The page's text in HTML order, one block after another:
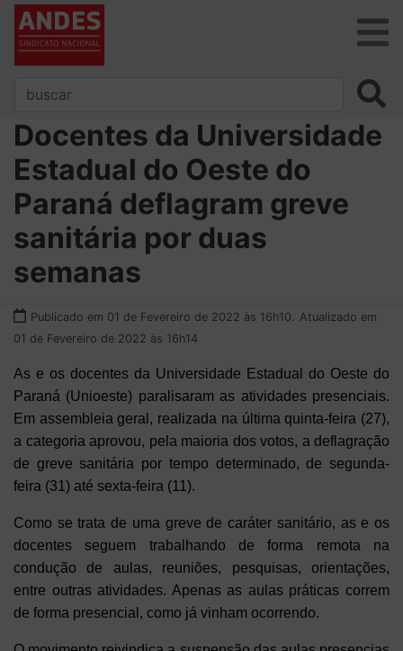
Docentes da Universidade
Estadual do Oeste do
Paraná deflagram greve
sanitária por duas
semanas
Publicado em 01 de Fevereiro de 2022 às 16h10.
Atualizado em
01 de Fevereiro de 2022 às 16h14
As e os docentes da Universidade Estadual do Oeste do
Paraná (Unioeste) paralisaram as atividades presenciais.
Em assembleia geral, realizada na última quinta-feira (27),
a categoria aprovou, pela maioria dos votos, a deflagração
de greve sanitária por tempo determinado, de segunda-
feira (31) até sexta-feira (11).
Como se trata de uma greve de caráter sanitário, as e os
docentes seguem trabalhando de forma remota na
condução de aulas, reuniões, pesquisas, orientações,
entre outras atividades. Apenas as aulas práticas correm
de forma presencial, como já vinham ocorrendo.